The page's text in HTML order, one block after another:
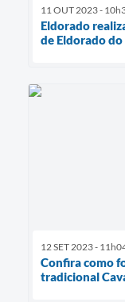
11 OUT 2023 -
Eldorado
de Eldorado do
12 SET 2023 -
Confira como
tradicional